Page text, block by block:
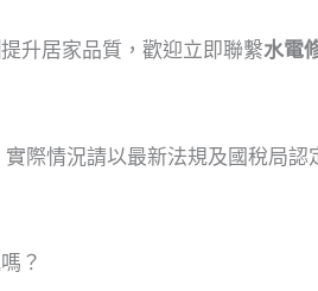
提升居家品質，歡迎立即聯繫水電
際情況請以最新法規及國稅局認
？